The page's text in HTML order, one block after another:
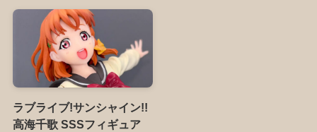
ラブライブ!サンシャイン!!
高海千歌 SSSフィギュア